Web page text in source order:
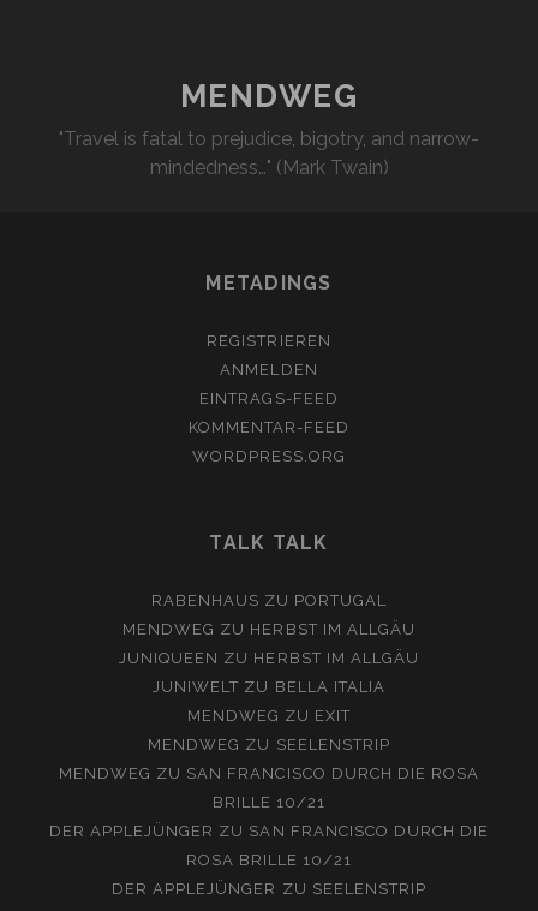
MENDWEG
"Travel is fatal to prejudice, bigotry, and narrow-
mindedness…" (Mark Twain)
METADINGS
REGISTRIEREN
ANMELDEN
EINTRAGS-FEED
KOMMENTAR-FEED
WORDPRESS.ORG
TALK TALK
RABENHAUS ZU PORTUGAL
MENDWEG ZU HERBST IM ALLGÄU
JUNIQUEEN ZU HERBST IM ALLGÄU
JUNIWELT ZU BELLA ITALIA
MENDWEG ZU EXIT
MENDWEG ZU SEELENSTRIP
MENDWEG ZU SAN FRANCISCO DURCH DIE ROSA
BRILLE 10/21
DER APPLEJÜNGER ZU SAN FRANCISCO DURCH DIE
ROSA BRILLE 10/21
DER APPLEJÜNGER ZU SEELENSTRIP